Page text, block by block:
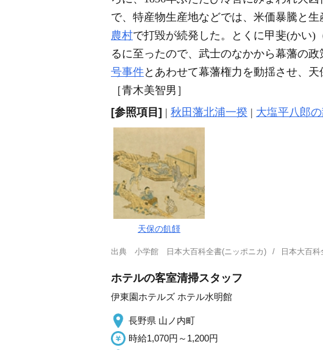
で、特産物生産地などでは、米価暴騰と
農村で打毀が続発した。とくに甲斐(かい)
るに至ったので、武士のなかから幕藩の
号事件とあわせて幕藩権力を動揺させ、天
［青木美智男］
[参照項目] | 秋田藩北浦一揆 | 大塩平八郎
天保の飢饉
出典 小学館 日本大百科全書(ニッポニカ) 日本大百
ホテルの客室清掃スタッフ
伊東園ホテルズ ホテル水明館
長野県 山ノ内町
時給1,070円～1,200円